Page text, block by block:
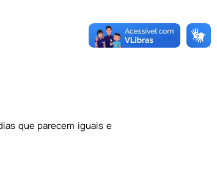
que parecem iguais e